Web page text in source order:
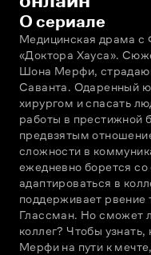
О сериале
Медицинская драма с
«Доктора Хауса».
Шона Мерфи,
Саванта. Одаренный
хирургом и спасать
работы в престижной
предвзятым
сложности в
ежедневно борется
адаптироваться в
поддерживает рвение
Глассман. Но сможет
коллег? Чтобы
Мерфи на пути к